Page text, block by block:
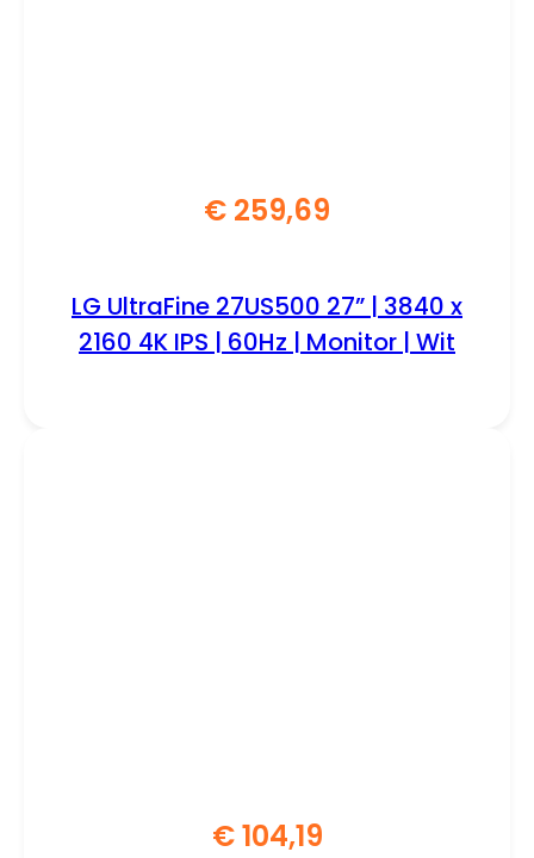
€ 259,69
LG UltraFine 27US500 27” | 3840 x
2160 4K IPS | 60Hz | Monitor | Wit
€104,19